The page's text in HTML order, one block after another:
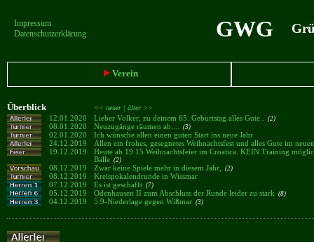
Impressum
Datenschutzerklärung
GWG
Verein
Überblick << neuer | älter >>
12.01.2020
Lieber Volker, zu deinem 65. Geburtstag alles Gute.. (2)
08.01.2020 Neuzugänge räumen ab.... (3)
02.01.2020
Ich wünsche allen einen guten Start ins neue Jahr
24.12.2019
Allen ein frohes, gesegnetes Weihnachtsfest und alles Gute im
19.12.2019
Heute ab 19.15 Weihnachtsfeier im Croatica. KEIN Training
Bälle (2)
08.12.2019 Zwar keine Spiele mehr in diesem Jahr, (2)
08.12.2019
Kreispokalendrunde in Wissmar
07.12.2019
Es ist geschafft (7)
05.12.2019 Odenhausen II zum Abschluss der Runde leider zu stark (8)
04.12.2019 5:9-Niederlage gegen Wißmar (3)